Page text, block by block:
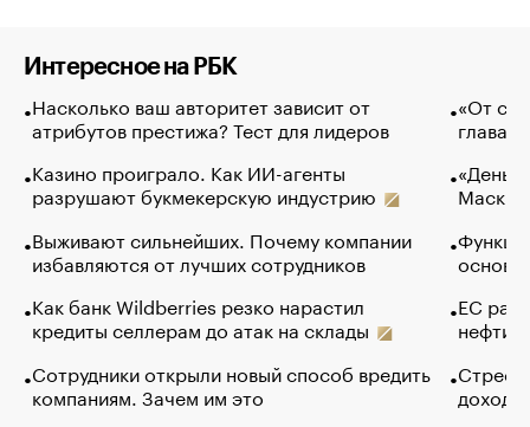
Интересное на РБК
Насколько ваш авторитет зависит от
атрибутов престижа? Тест для лидеров
Казино проиграло. Как ИИ-агенты
разрушают букмекерскую индустрию
Выживают сильнейших. Почему компании
избавляются от лучших сотрудников
Как банк Wildberries резко нарастил
кредиты селлерам до атак на склады
Сотрудники открыли новый способ вредить
компаниям. Зачем им это
«От
глава
Маск в
основ
ЕС
нефти